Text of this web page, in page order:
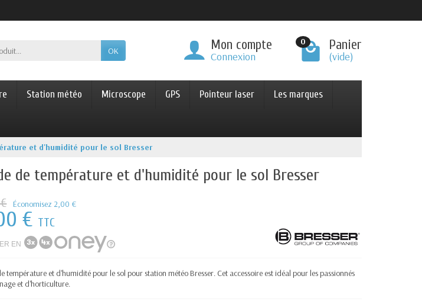
OK Mon compte
Connexion
0 Panier
(vide)
Station météo Microscope GPS Pointeur laser Les marques
et d'humidité pour le sol Bresser
de température et d'humidité pour le sol Bresser
Économisez 2,00 €
€ TTC
EN
température et d'humidité pour le sol pour station météo Bresser. Cet accessoire est idéal pour les passionnés
et d'horticulture.